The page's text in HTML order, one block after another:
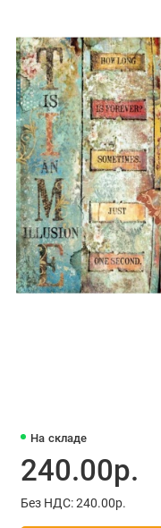
На складе
240.00р.
Без НДС: 240.00р.